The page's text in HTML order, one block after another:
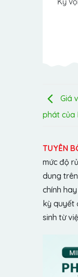
Giá
phát của
TUYÊN
mức độ
dung
chính
kỳ quyết
sinh từ